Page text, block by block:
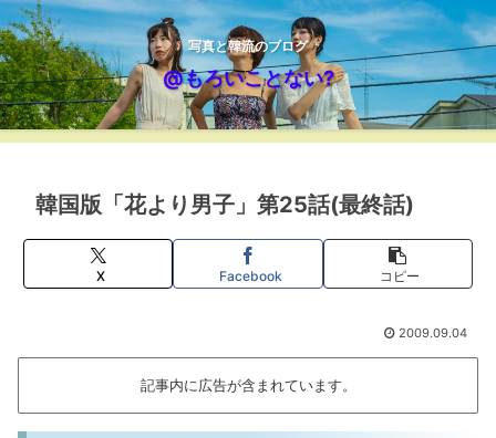
写真と韓流のブログ
@もろいことない?
韓国版「花より男子」第25話(最終話)
X Facebook コピー
2009.09.04
記事内に広告が含まれています。